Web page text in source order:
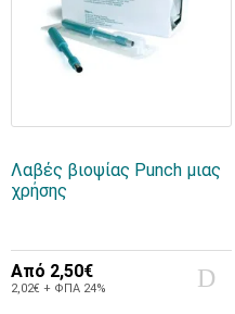
Λαβές βιοψίας Punch μιας
χρήσης
Από 2,50€
2,02€ + ΦΠΑ 24%